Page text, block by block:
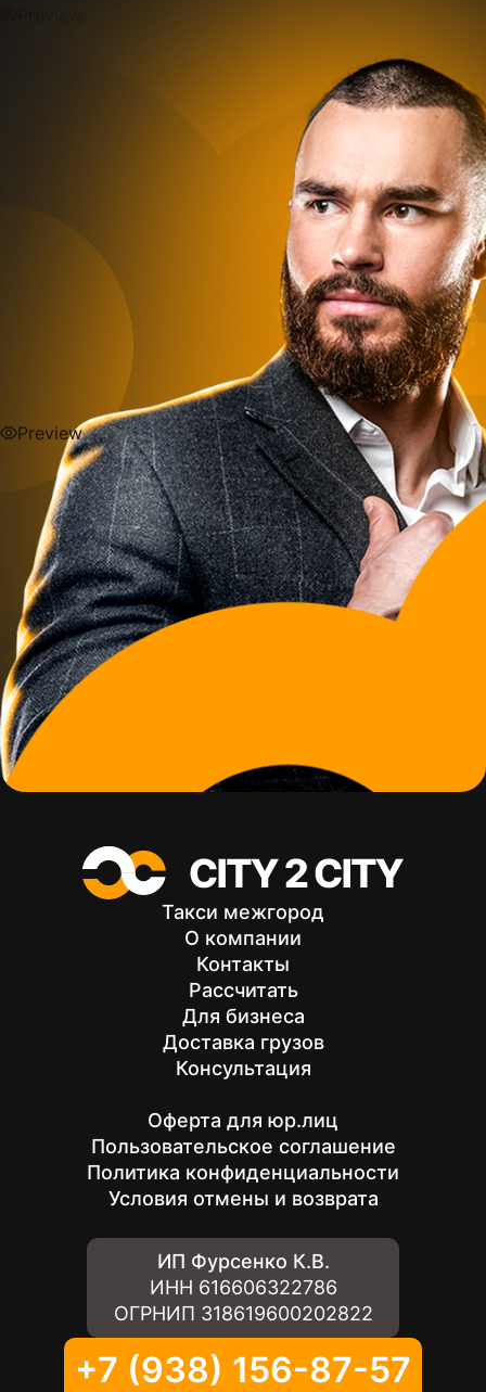
Preview
Такси межгород
О компании
Контакты
Рассчитать
Для бизнеса
Доставка грузов
Консультация
Оферта для юр.лиц
Пользовательское соглашение
Политика конфиденциальности
Условия отмены и возврата
ИП Фурсенко К.В.
ИНН 616606322786
ОГРНИП 318619600202822
+7 (938) 156-87-57